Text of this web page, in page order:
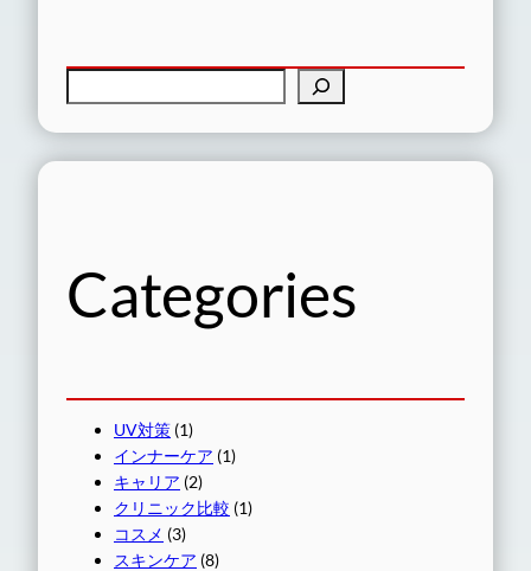
索
Categories
UV対策 (1)
インナーケア (1)
キャリア (2)
クリニック比較 (1)
コスメ (3)
スキンケア (8)